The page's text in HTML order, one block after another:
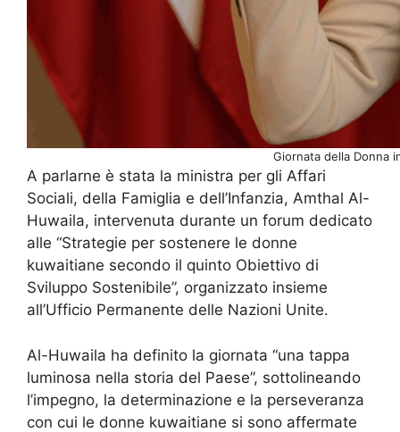
Giornata della Donna
A parlarne è stata la ministra per gli Affari
Sociali, della Famiglia e dell’Infanzia, Amthal Al-
Huwaila, intervenuta durante un forum dedicato
alle “Strategie per sostenere le donne
kuwaitiane secondo il quinto Obiettivo di
Sviluppo Sostenibile”, organizzato insieme
all’Ufficio Permanente delle Nazioni Unite.
Al-Huwaila ha definito la giornata “una tappa
luminosa nella storia del Paese”, sottolineando
l’impegno, la determinazione e la perseveranza
con cui le donne kuwaitiane si sono affermate